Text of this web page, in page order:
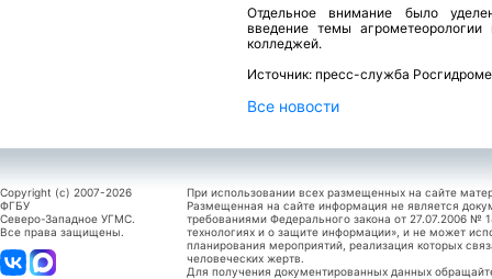
Отдельное внимание было
введение темы
колледжей.
Источник: пресс-служба
Все новости
Copyright (c) 2007-2026
ФГБУ
Северо-Западное УГМС.
Все права защищены.
При использовании всех размещенных на сайте
Размещенная на сайте информация не является
требованиями Федерального закона от 27.07.2006
технологиях и о защите информации», и не может
планирования мероприятий, реализация которых
человеческих жертв.
Для получения документированных данных